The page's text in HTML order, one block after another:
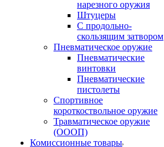
нарезного оружия
Штуцеры
С продольно-
скользящим затвором
Пневматическое оружие
Пневматические
винтовки
Пневматические
пистолеты
Спортивное
короткоствольное оружие
Травматическое оружие
(ОООП)
Комиссионные товары